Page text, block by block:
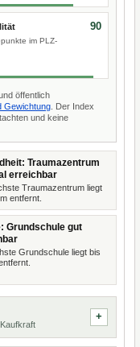
im PLZ-
90
öffentlich
Gewichtung . Der Index
und keine
Traumazentrum
erreichbar
Traumazentrum liegt
entfernt.
Grundschule gut
Grundschule liegt bis